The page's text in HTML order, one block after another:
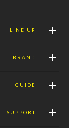
LINE UP
BRAND
GUIDE
SUPPORT